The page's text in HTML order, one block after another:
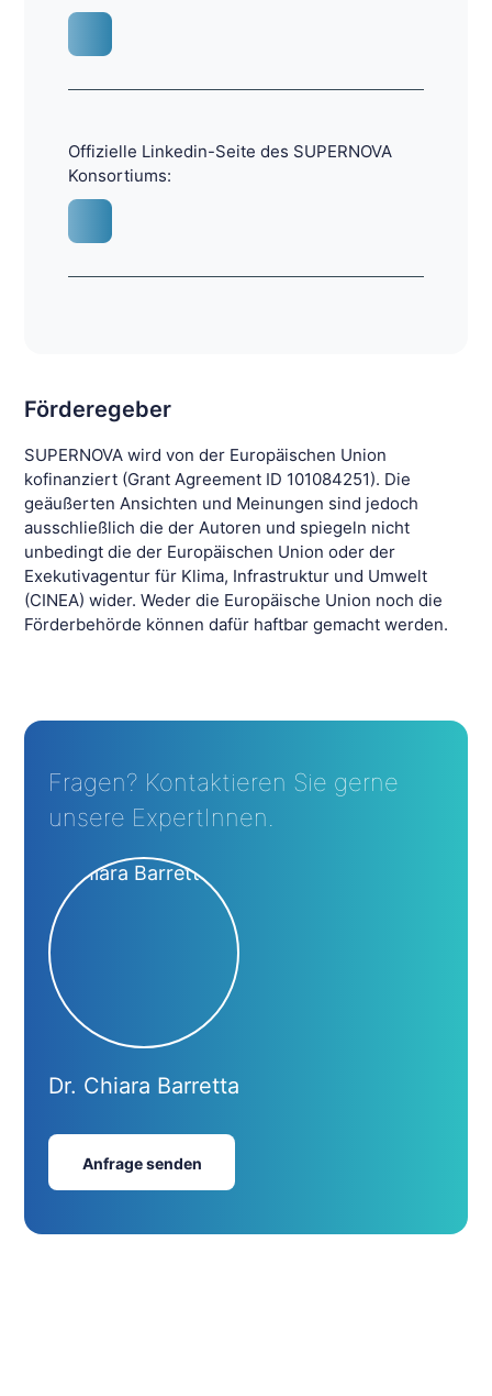
Offizielle Linkedin-Seite des SUPERNOVA
Konsortiums:
Förderegeber
SUPERNOVA wird von der Europäischen Union
kofinanziert (Grant Agreement ID 101084251). Die
geäußerten Ansichten und Meinungen sind jedoch
ausschließlich die der Autoren und spiegeln nicht
unbedingt die der Europäischen Union oder der
Exekutivagentur für Klima, Infrastruktur und Umwelt
(CINEA) wider. Weder die Europäische Union noch die
Förderbehörde können dafür haftbar gemacht werden.
Fragen? Kontaktieren Sie gerne
unsere ExpertInnen.
Dr. Chiara Barretta
Anfrage senden